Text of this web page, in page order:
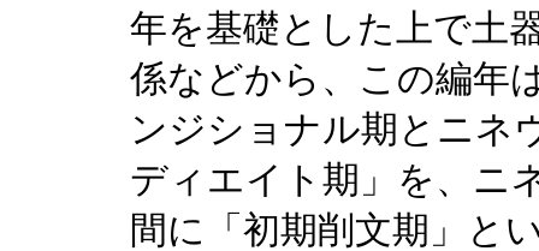
年を基礎とした上で土
係などから、この編年
ンジショナル期とニネ
ディエイト期」を、ニ
間に「初期削文期」と